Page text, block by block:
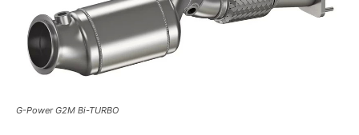
G-Power G2M Bi-TURBO